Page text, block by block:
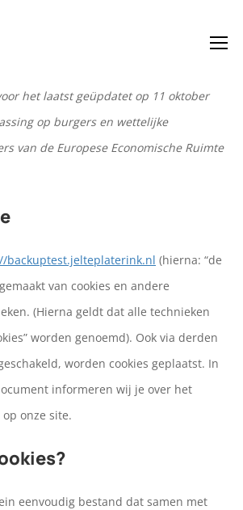
het laatst geüpdatet op 11 oktober
op burgers en wettelijke
van de Europese Economische Ruimte
backuptest.jelteplaterink.nl (hierna: “de
van cookies en andere
(Hierna geldt dat alle technieken
worden genoemd). Ook via derden
worden cookies geplaatst. In
informeren wij je over het
onze site.
eenvoudig bestand dat samen met